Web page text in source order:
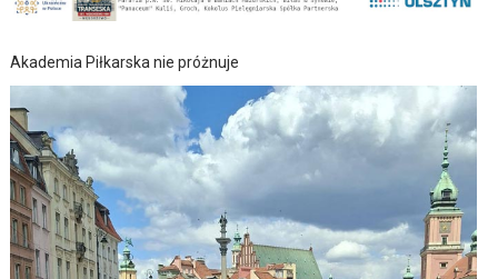
Akademia Piłkarska nie próżnuje